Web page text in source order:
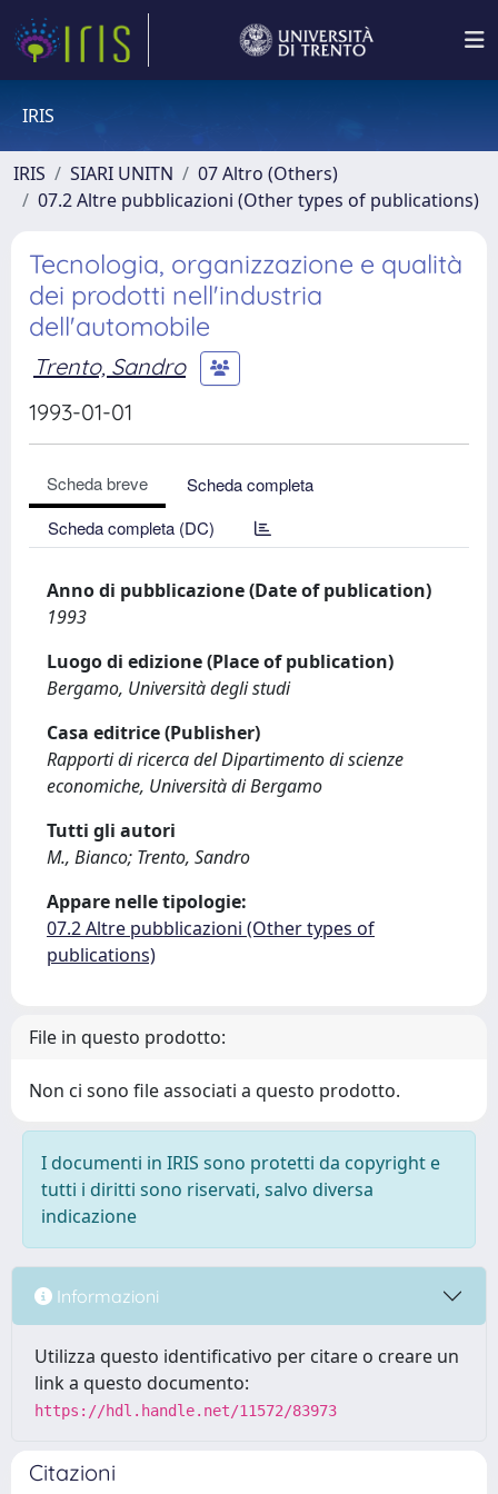
IRIS
IRIS SIARI UNITN
07 Altro (Others)
07.2 Altre pubblicazioni (Other types of publications)
Tecnologia, organizzazione e qualità
dei prodotti nell'industria
dell'automobile
Trento, Sandro
1993-01-01
Scheda breve
Scheda completa
Scheda completa (DC)
Anno di pubblicazione (Date of publication)
1993
Luogo di edizione (Place of publication)
Bergamo, Università degli studi
Casa editrice (Publisher)
Rapporti di ricerca del Dipartimento di scienze
economiche, Università di Bergamo
Tutti gli autori
M., Bianco; Trento, Sandro
Appare nelle tipologie:
07.2 Altre pubblicazioni (Other types of
publications)
File in questo prodotto:
Non ci sono file associati a questo prodotto.
I documenti in IRIS sono protetti da copyright e
tutti i diritti sono riservati, salvo diversa
indicazione
Informazioni
Utilizza questo identificativo per citare o creare un
link a questo documento:
https://hdl.handle.net/11572/83973
Citazioni